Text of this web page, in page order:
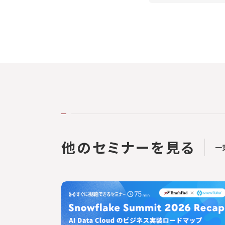
他のセミナーを見る 一